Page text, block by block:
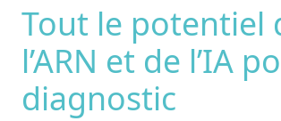
Tout le potentiel
l’ARN et de l’IA
diagnostic